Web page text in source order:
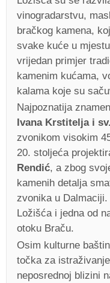
vinogradarstvu,
bračkog kamena,
svake kuće u
vrijedan primjer
kamenim kućama,
kalama koje su
Najpoznatija
Ivana Krstitelja i
zvonikom visokim
20. stoljeća
Rendić, a zbog
kamenih detalja
zvonika u
Ložišća i jedna od
otoku Braču.
Osim kulturne
točka za
neposrednoj blizini